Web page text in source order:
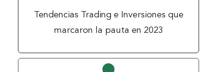
Tendencias Trading e Inversiones que
marcaron la pauta en 2023